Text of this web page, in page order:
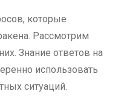
которые
Рассмотрим
Знание ответов на
использовать
ситуаций.